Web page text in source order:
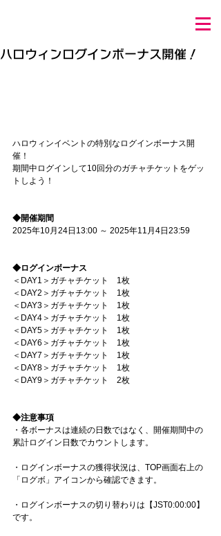
ハロウィンログインボーナス開催！
ハロウィンイベントの特別なログインボーナス開
催！
期間中ログインして10回分のガチャチケットをゲッ
トしよう！
◆開催期間
2025年10月24日13:00 ～ 2025年11月4日23:59
◆ログインボーナス
＜DAY1＞ガチャチケット　1枚
＜DAY2＞ガチャチケット　1枚
＜DAY3＞ガチャチケット　1枚
＜DAY4＞ガチャチケット　1枚
＜DAY5＞ガチャチケット　1枚
＜DAY6＞ガチャチケット　1枚
＜DAY7＞ガチャチケット　1枚
＜DAY8＞ガチャチケット　1枚
＜DAY9＞ガチャチケット　2枚
◆注意事項
・各ボーナスは連続の日数ではなく、開催期間中の
累計ログイン日数でカウントします。
・ログインボーナスの獲得状況は、TOP画面右上の
「ログボ」アイコンから確認できます。
・ログインボーナスの切り替わりは【JST0:00:00】
です。